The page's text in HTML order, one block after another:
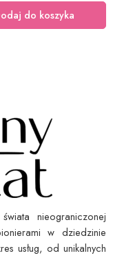
do koszyka
nieograniczonej
w dziedzinie
usług, od unikalnych